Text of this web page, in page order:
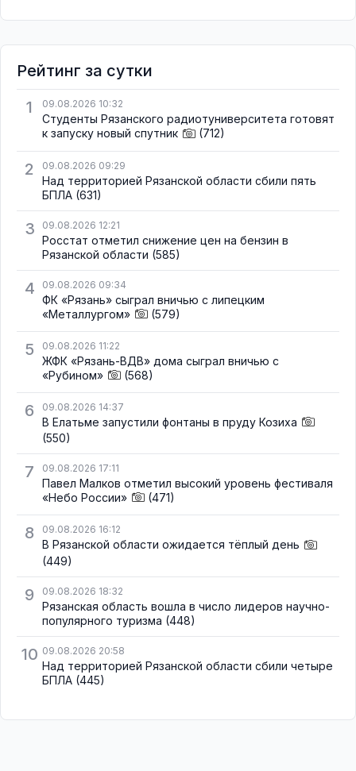
Рейтинг за сутки
1
09.08.2026 10:32
Студенты Рязанского радиотуниверситета готовят
к запуску новый спутник
(712)
2 09.08.2026 09:29
Над территорией Рязанской области сбили пять
БПЛА (631)
3 09.08.2026 12:21
Росстат отметил снижение цен на бензин в
Рязанской области (585)
4 09.08.2026 09:34
ФК «Рязань» сыграл вничью с липецким
«Металлургом»
(579)
5 09.08.2026 11:22
ЖФК «Рязань-ВДВ» дома сыграл вничью с
«Рубином»
(568)
6 09.08.2026 14:37
В Елатьме запустили фонтаны в пруду Козиха
(550)
7 09.08.2026 17:11
Павел Малков отметил высокий уровень фестиваля
«Небо России»
(471)
8 09.08.2026 16:12
В Рязанской области ожидается тёплый день
(449)
9 09.08.2026 18:32
Рязанская область вошла в число лидеров научно-
популярного туризма (448)
10 09.08.2026 20:58
Над территорией Рязанской области сбили четыре
БПЛА (445)